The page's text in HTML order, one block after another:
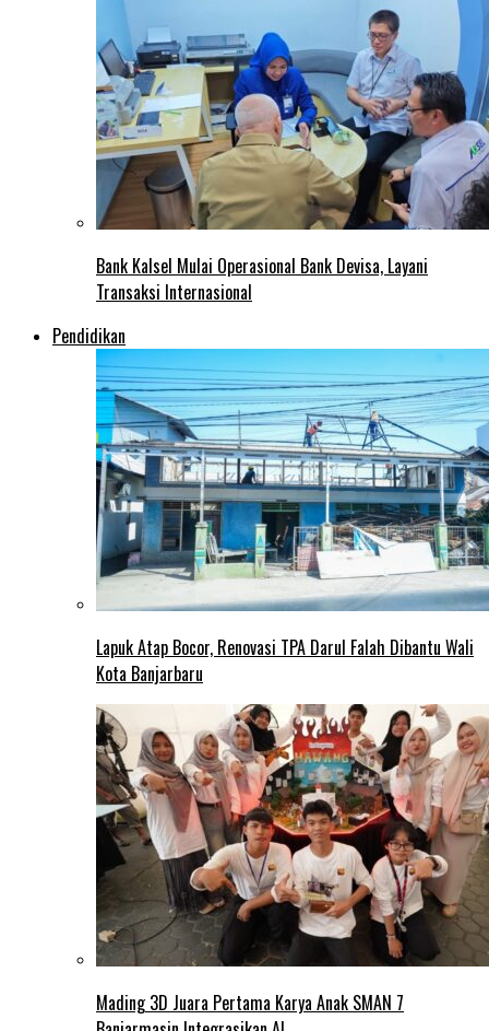
Bank Kalsel Mulai Operasional Bank Devisa, Layani
Transaksi Internasional
Pendidikan
Lapuk Atap Bocor, Renovasi TPA Darul Falah Dibantu Wali
Kota Banjarbaru
Mading 3D Juara Pertama Karya Anak SMAN 7